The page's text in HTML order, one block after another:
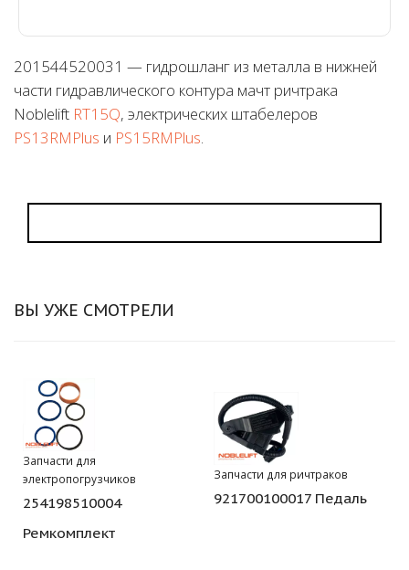
201544520031 — гидрошланг из металла в нижней
части гидравлического контура мачт ричтрака
Noblelift RT15Q, электрических штабелеров
PS13RMPlus и PS15RMPlus.
ВЫ УЖЕ СМОТРЕЛИ
Запчасти для
электропогрузчиков
254198510004
Ремкомплект
Запчасти для ричтраков
921700100017 Педаль